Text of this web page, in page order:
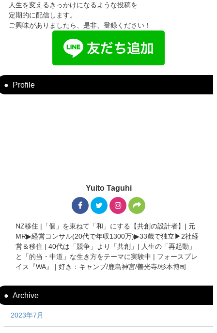
人生を変えるきっかけになるような投稿を
定期的に配信します。
ご興味がありましたら、是非、登録ください！
Profile
Yuito Taguhi
NZ移住 |「個」を束ねて「和」にする【共創の設計者】| 元
MR▶︎経営コンサル(20代で年収1300万)▶︎33歳で独立▶︎2社経
営＆移住 | 40代は「競争」より「共創」| 人生の「再起動」
と「的当・中道」な生き方をテーマに実験中 | フォースプレ
イス『WA』 | 好き：キャンプ/鹿島神宮/善光寺/杉本博司
Archive
2023年7月